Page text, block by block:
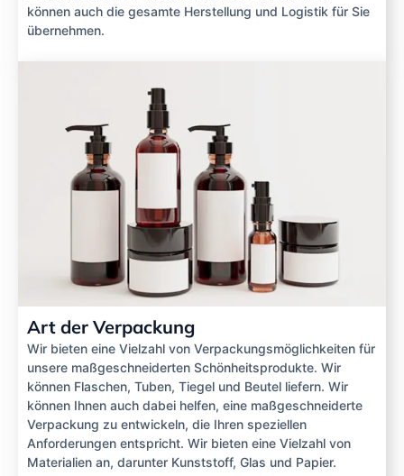
können auch die gesamte Herstellung und Logistik für Sie
übernehmen.
Art der Verpackung
Wir bieten eine Vielzahl von Verpackungsmöglichkeiten für
unsere maßgeschneiderten Schönheitsprodukte. Wir
können Flaschen, Tuben, Tiegel und Beutel liefern. Wir
können Ihnen auch dabei helfen, eine maßgeschneiderte
Verpackung zu entwickeln, die Ihren speziellen
Anforderungen entspricht. Wir bieten eine Vielzahl von
Materialien an, darunter Kunststoff, Glas und Papier.